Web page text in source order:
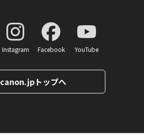
Instagram Facebook YouTube
canon.jpトップへ